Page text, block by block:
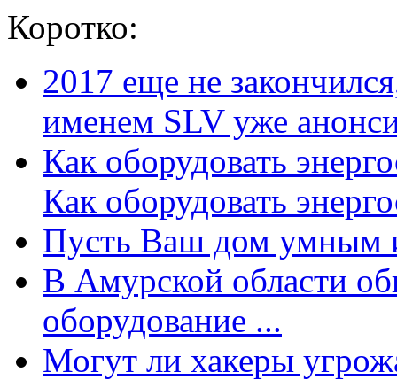
Коротко:
2017 еще не
именем SLV уже
Как оборудовать
Как оборудовать
Пусть Ваш дом умным
В Амурской области
оборудование ...
Могут ли хакеры